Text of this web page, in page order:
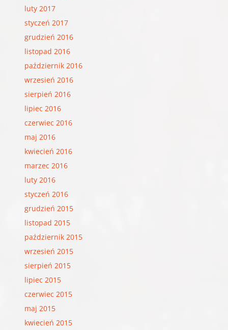
luty 2017
styczeń 2017
grudzień 2016
listopad 2016
październik 2016
wrzesień 2016
sierpień 2016
lipiec 2016
czerwiec 2016
maj 2016
kwiecień 2016
marzec 2016
luty 2016
styczeń 2016
grudzień 2015
listopad 2015
październik 2015
wrzesień 2015
sierpień 2015
lipiec 2015
czerwiec 2015
maj 2015
kwiecień 2015